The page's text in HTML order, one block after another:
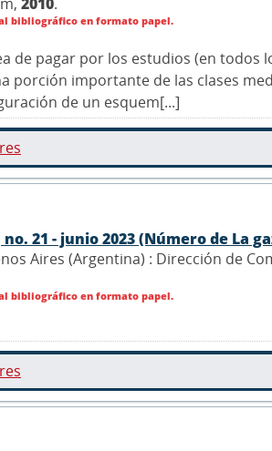
bibliográfico en formato papel.
de pagar por los estudios (en todos
porción importante de las clases
de un esquem[...]
no. 21 - junio 2023 (Número de La
Aires (Argentina) : Dirección de
bibliográfico en formato papel.